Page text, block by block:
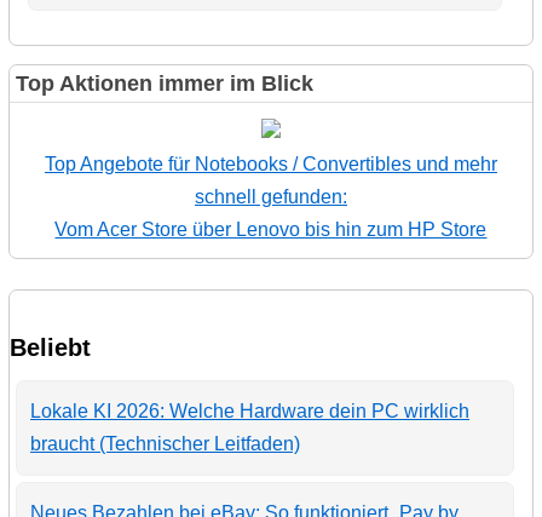
Top Aktionen immer im Blick
Top Angebote für Notebooks / Convertibles und mehr
schnell gefunden:
Vom Acer Store über Lenovo bis hin zum HP Store
Beliebt
Lokale KI 2026: Welche Hardware dein PC wirklich
braucht (Technischer Leitfaden)
Neues Bezahlen bei eBay: So funktioniert „Pay by